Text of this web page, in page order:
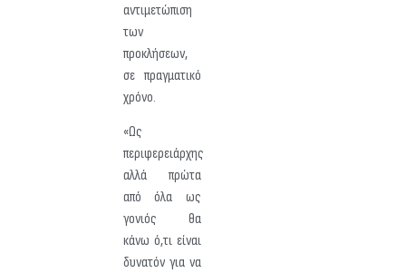
αντιμετώπιση
των
προκλήσεων,
σε πραγματικό
χρόνο.
«Ως
περιφερειάρχης
αλλά πρώτα
από όλα ως
γονιός θα
κάνω ό,τι είναι
δυνατόν για να